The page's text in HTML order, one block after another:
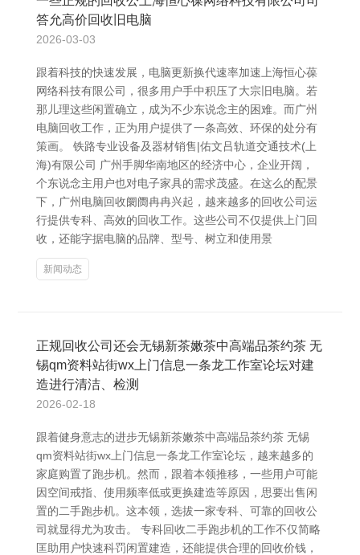
答允高价回收旧电脑
2026-03-03
跟着科技的快速发展，电脑更新换代速率加速上海恒心葆
网络科技有限公司，很多用户手中积压了大宗旧电脑。若
那儿理这些闲置确立，成为不少东说念主的困难。而广州
电脑回收工作，正为用户提供了一条高效、环保的处分有
策画。 铁路专业设备及器材销售|佑文吕轨道交通技术(上
海)有限公司 广州手脚华南地区的经济中心，企业开阔，
个东说念主用户也对电子家具的需求茂盛。在这么的配景
下，广州电脑回收阛阓冉冉兴起，越来越多的回收公司运
行提供专科、高效的回收工作。这些公司不仅提供上门回
收，还能字据电脑的品牌、型号、树立和使用景
新闻动态
正规回收公司还会无锡新茶嫩茶中高端品茶约茶 无
锡qm资料站街wx上门信息一条龙工作室论坛对建
造进行清洁、检测
2026-02-18
跟着健身意志的进步无锡新茶嫩茶中高端品茶约茶 无锡
qm资料站街wx上门信息一条龙工作室论坛，越来越多的
家庭购置了跑步机。然而，跟着本领推移，一些用户可能
因空间戒指、使用频率低或更换建造等原因，思要出售闲
置的二手跑步机。这本领，选拔一家专科、可靠的回收公
司就显得尤为攻击。 专科回收二手跑步机的工作不仅简略
匡助用户快速科罚闲置建造，还能提供合理的回收价钱，